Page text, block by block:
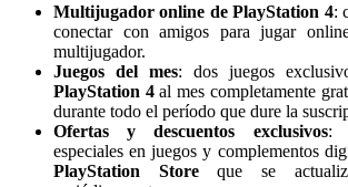
Multijugador online de PlayStation 4:
conectar con amigos para jugar
multijugador.
Juegos del mes: dos juegos
PlayStation 4al mes completamente
durante todo el período que dure la
Ofertas y descuentos exclusivos:
especiales en juegos y complementos
PlayStation Storeque se